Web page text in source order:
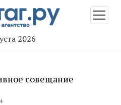
2026
меню
совещание